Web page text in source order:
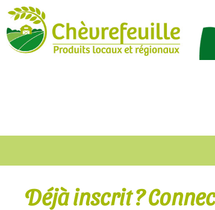
Onglets
principaux
Déjà inscrit ?